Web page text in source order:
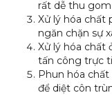
rất dễ thu
Xử lý hóa chất
ngăn chặn sự
Xử lý hóa chất
tấn công trực
Phun hóa
để diệt côn